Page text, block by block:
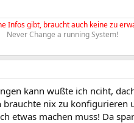
Infos gibt, braucht auch keine zu
Never Change a running System!
kann wußte ich nciht,
nix zu konfigurieren
etwas machen muss! Da